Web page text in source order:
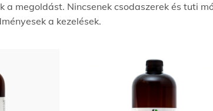
a megoldást. Nincsenek csodaszerek és tuti
a kezelések.